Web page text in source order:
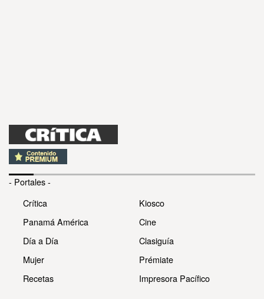
- Portales -
Crítica
Panamá América
Día a Día
Mujer
Recetas
Kiosco
Cine
Clasiguía
Prémiate
Impresora Pacífico